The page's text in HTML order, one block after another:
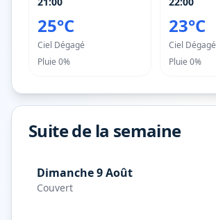
25°C
Ciel Dégagé
Pluie 0%
23°C
Ciel Dégagé
Pluie 0%
Suite de la semaine
Dimanche 9 Août
Couvert